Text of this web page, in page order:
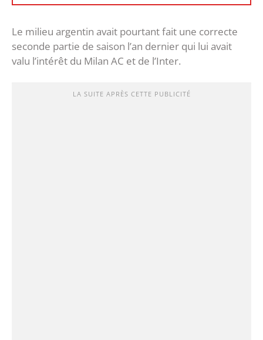
Le milieu argentin avait pourtant fait une correcte
seconde partie de saison l’an dernier qui lui avait
valu l’intérêt du Milan AC et de l’Inter.
LA SUITE APRÈS CETTE PUBLICITÉ